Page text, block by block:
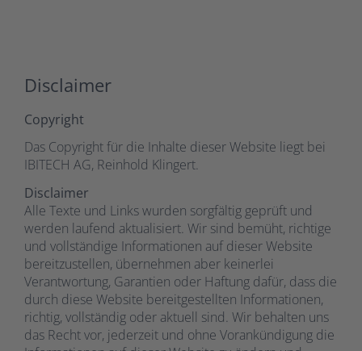
Disclaimer
Copyright
Das Copyright für die Inhalte dieser Website liegt bei
IBITECH AG, Reinhold Klingert.
Disclaimer
Alle Texte und Links wurden sorgfältig geprüft und
werden laufend aktualisiert. Wir sind bemüht, richtige
und vollständige Informationen auf dieser Website
bereitzustellen, übernehmen aber keinerlei
Verantwortung, Garantien oder Haftung dafür, dass die
durch diese Website bereitgestellten Informationen,
richtig, vollständig oder aktuell sind. Wir behalten uns
das Recht vor, jederzeit und ohne Vorankündigung die